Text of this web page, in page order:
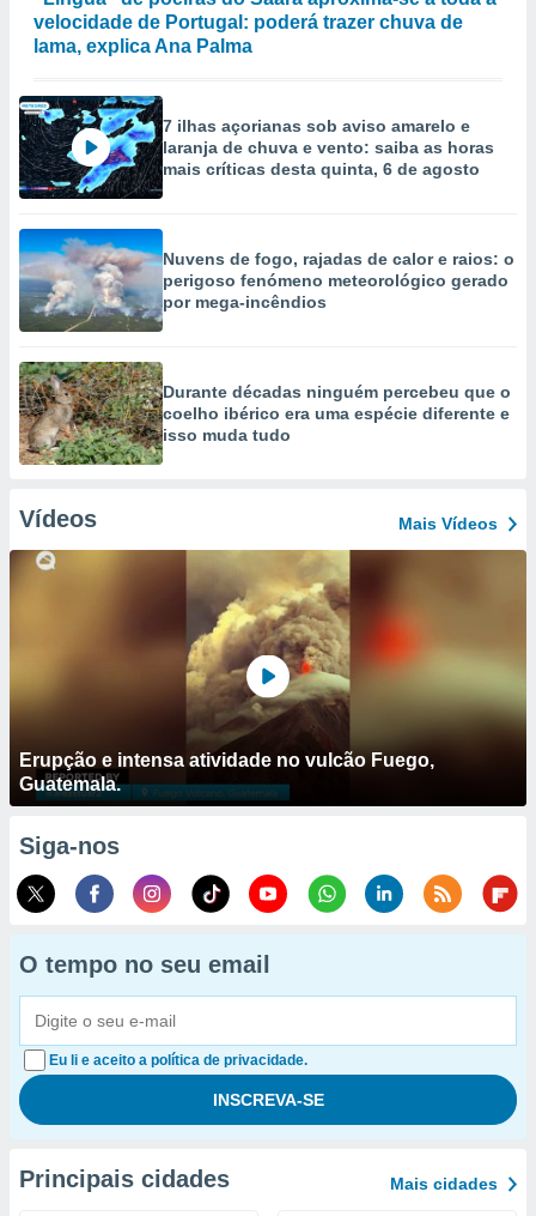
velocidade de Portugal: poderá trazer chuva de
lama, explica Ana Palma
7 ilhas açorianas sob aviso amarelo e
laranja de chuva e vento: saiba as horas
mais críticas desta quinta, 6 de agosto
Nuvens de fogo, rajadas de calor e raios: o
perigoso fenómeno meteorológico gerado
por mega-incêndios
Durante décadas ninguém percebeu que o
coelho ibérico era uma espécie diferente e
isso muda tudo
Vídeos Mais Vídeos
Erupção e intensa atividade no vulcão Fuego,
Guatemala.
Siga-nos
O tempo no seu email
Eu li e aceito a política de privacidade.
Principais cidades Mais cidades